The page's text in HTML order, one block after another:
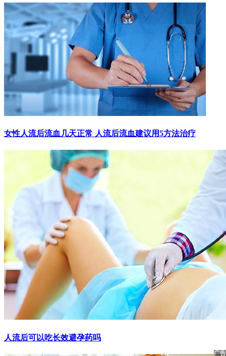
女性人流后流血几天正常 人流后流血建议用5方法治疗
人流后可以吃长效避孕药吗